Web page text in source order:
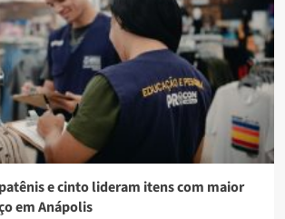
e cinto lideram itens com maior
em Anápolis